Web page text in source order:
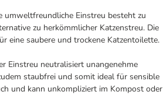
umweltfreundliche Einstreu besteht zu
zu herkömmlicher Katzenstreu. Die
eine saubere und trockene Katzentoilette.
Einstreu neutralisiert unangenehme
staubfrei und somit ideal für sensible
und kann unkompliziert im Kompost oder